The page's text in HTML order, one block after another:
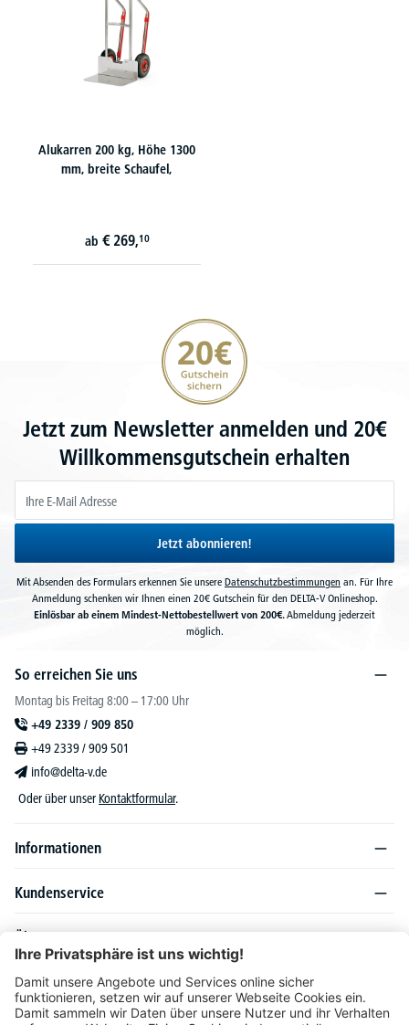
Alukarren 200 kg, Höhe 1300
mm, breite Schaufel,
ab € 269,10
20€ Gutschein sichern
Jetzt zum Newsletter anmelden und 20€
Willkommensgutschein erhalten
Jetzt abonnieren!
Mit Absenden des Formulars erkennen Sie unsere Datenschutzbestimmungen an. Für Ihre
Anmeldung schenken wir Ihnen einen 20€ Gutschein für den DELTA-V Onlineshop.
Einlösbar ab einem Mindest-Nettobestellwert von 200€.Abmeldung jederzeit
möglich.
So erreichen Sie uns
Montag bis Freitag 8:00 – 17:00 Uhr
+49 2339 / 909 850
+49 2339 / 909 501
info@delta-v.de
Oder über unser Kontaktformular.
Informationen
Kundenservice
Über DELTA-V
Produktsortiment